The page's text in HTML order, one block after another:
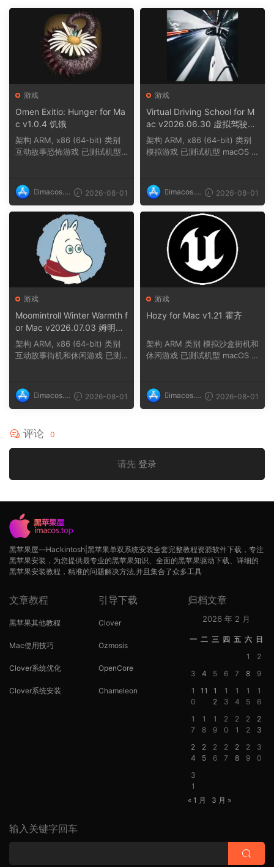
游戏
Omen Exitio: Hunger for Ma
c v1.0.4 饥饿
架构 ARM, x86 (64-bit) 类别
互动故事恐怖游戏 已测试机型
imacos.t
op
2026-08-01
游戏
Virtual Driving School for M
ac v2026.06.30 虚拟驾驶学
校
架构 ARM, x86 (64-bit) 类别
模拟游戏 已测试机型 macOS T
imacos.t
op
2026-08-01
游戏
Moomintroll Winter Warmth f
or Mac v2026.07.03 姆明冬
日暖阳
架构 ARM, x86 (64-bit) 类别
互动故事街机和休闲游戏 已测
imacos.t
op
2026-08-01
游戏
Hozy for Mac v1.21 霍齐
架构 ARM 类别 模拟沙盒街机和
休闲游戏 已测试机型 macOS T
imacos.t
op
2026-08-01
评论 0
请先 登录
黑苹果屋—Hackintosh|黑苹果单双系统安装全套完整教程资源软件下载，专注
黑苹果安装，为您提供最专业的黑苹果知识、全面的黑苹果驱动下载、详细的
黑苹果安装教程，精准的问题解决方法,并且集合了众多工具
文章教程
黑苹果其他教程
Mac使用技巧
Clover系统优化
Clover系统安装
引导下载
Clover
Ozmosis
OpenCore
Chameleon
归档文章
2026 年 2 月
一 二 三 四 五 六 日
1
2
3
4 5 6 7 8
9
1
0
11
1
2
1
3
1
4
1
5
1
6
1
7
1
8
1
9
2
0
2
1
2
2
2
3
2
4
2
5
2
6
2
7
2
8
2
9
3
0
3
1
« 1 月
3 月 »
输入关键字回车